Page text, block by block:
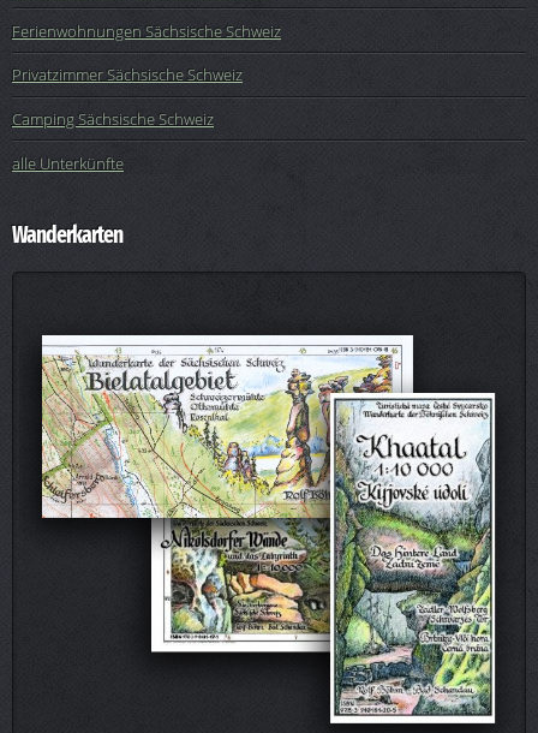
Ferienwohnungen Sächsische Schweiz
Privatzimmer Sächsische Schweiz
Camping Sächsische Schweiz
alle Unterkünfte
Wanderkarten